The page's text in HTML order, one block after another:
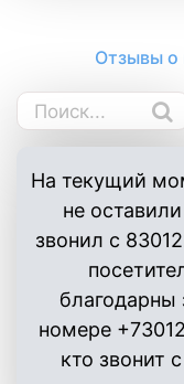
Отзывы о
На текущий
не
звонил с
благодарны
номере
кто звонит